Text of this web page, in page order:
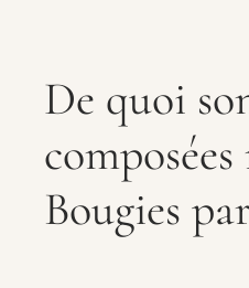
De quoi
composées
Bougies